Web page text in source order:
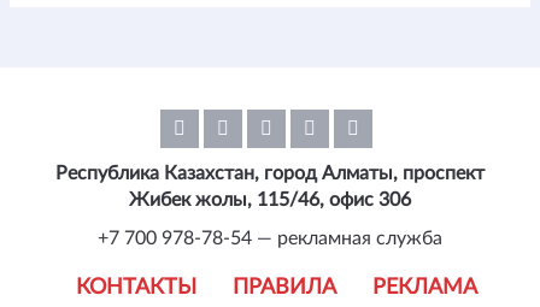
КОНТАКТЫ ПРАВИЛА РЕКЛАМА
Республика Казахстан, город Алматы, проспект
Жибек жолы, 115/46, офис 306
+7 700 978-78-54 — рекламная служба